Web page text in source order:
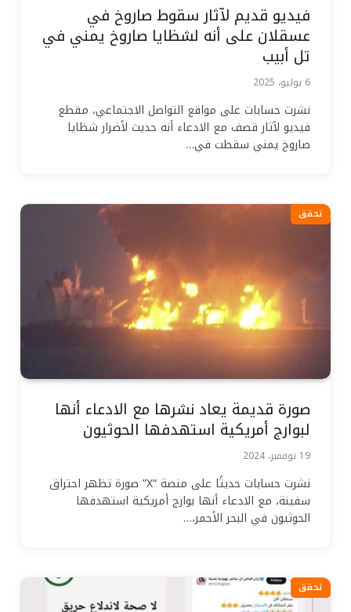
فيديو قديم لآثار سقوط صاروخ في
عسقلان على أنه لشظايا صاروخ يمني في
تل أبيب
6 يوليو، 2025
نشرت حسابات على مواقع التواصل الاجتماعي، مقطع
فيديو لآثار قصف مع الادعاء أنه حديث لأضرار شظايا
صاروخ يمني سقطت في…
تحقق
صورة قديمة يعاد نشرها مع الادعاء أنها
لبوارج أمريكية استهدفها الحوثيون
19 نوفمبر، 2024
نشرت حسابات حديثًا على منصة “X” صورة تظهر احتراق
سفينة، مع الادعاء أنها بوارج أمريكية استهدفها
الحوثيون في البحر الأحمر،…
تحقق